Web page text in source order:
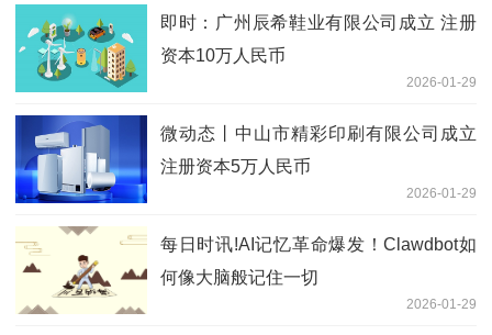
即时：广州辰希鞋业有限公司成立 注册
资本10万人民币
2026-01-29
微动态丨中山市精彩印刷有限公司成立
注册资本5万人民币
2026-01-29
每日时讯!AI记忆革命爆发！Clawdbot如
何像大脑般记住一切
2026-01-29